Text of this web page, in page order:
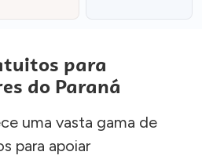
para
do Paraná
uma vasta gama de
para apoiar